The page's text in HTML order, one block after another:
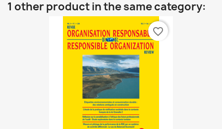
1 other product in the same category:
favorite_border